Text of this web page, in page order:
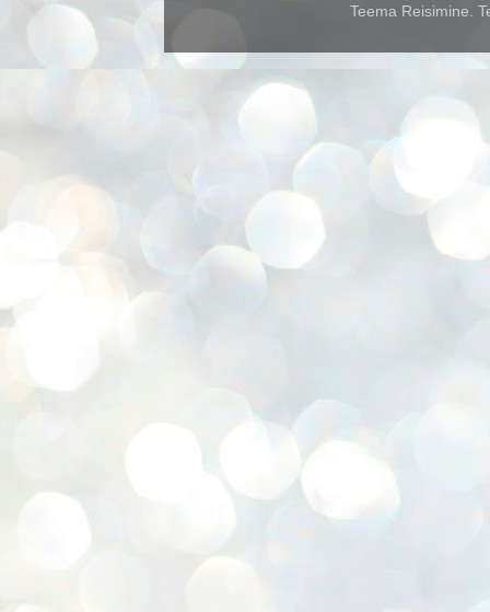
Teema Reisimine.